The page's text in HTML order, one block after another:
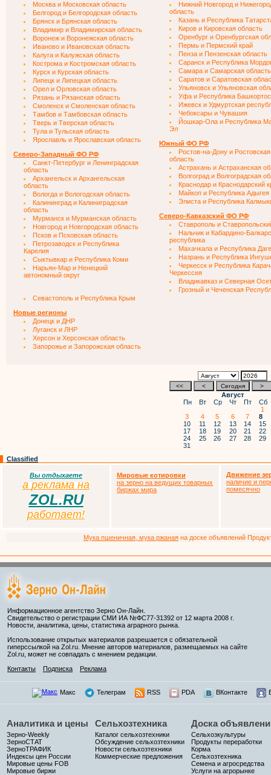
Москва и Московская область
Белгород и Белгородская область
Брянск и Брянская область
Владимир и Владимирская область
Воронеж и Воронежская область
Иваново и Ивановская область
Калуга и Калужская область
Кострома и Костромская область
Курск и Курская область
Липецк и Липецкая область
Орел и Орловская область
Рязань и Рязанская область
Смоленск и Смоленская область
Тамбов и Тамбовская область
Тверь и Тверская область
Тула и Тульская область
Ярославль и Ярославская область
Северо-Западный ФО РФ
Санкт-Петербург и Ленинградская
область
Архангельск и Архангельская
область
Вологда и Вологодская область
Калининград и Калиниградская
область
Мурманск и Мурманская область
Новгород и Новгородская область
Псков и Псковская область
Петрозаводск и Республика
Карелия
Сыктывкар и Республика Коми
Нарьян-Мар и Ненецкий
автономный округ
Севастополь и Республика Крым
Новые регионы
Донецк и ДНР
Луганск и ЛНР
Херсон и Херсонская область
Запорожье и Запорожская область
Нижний Новгород и
область
Казань и Республика
Киров и Кировская область
Оренбург и Оренбургская
Пермь и Пермский край
Пенза и Пензенская область
Саранск и Республика
Самара и Самарская область
Саратов и Саратовская
Ульяновск и Ульяновская
Уфа и Республика
Ижевск и Удмуртская
Чебоксары и Чувашия
Йошкар-Ола и Республика
Эл
Южный ФО РФ
Ростов-на-Дону и Ростовская
область
Астрахань и Астраханская
Волгоград и Волгоградская
Краснодар и Краснодарский
Майкоп и Республика Адыгея
Элиста и Республика
Северо-Кавказский ФО РФ
Ставрополь и
Нальчик и Кабардино-
республика
Махачкала и Республика
Назрань и Республика
Черкесск и Республика
Черкессия
Владикавказ и Северная
Грозный и Чеченская
Август
Пн
Вт Ср Чт Пт Сб
1
3
4 5 6 7 8
10
11 12 13 14 15
17
18 19 20 21 22
24
25 26 27 28 29
31
Classified
Вы отдыхаете
а реклама на
ZOL.RU
работает!
Мировые котировки
на зерно на ведущих товарных
биржах мира
Движение
наличие и
помесячно
Мука пшеничная, мука ржаная на доске объявлений
Информационное агентство Зерно Он-Лайн.
Свидетельство о регистрации СМИ ИА №ФС77-31392 от 12 марта 2008 г.
Новости, аналитика, цены, статистика аграрного рынка.
Использование открытых материалов разрешается с обязательной
гиперссылкой на Zol.ru. Мнение авторов материалов, размещаемых на сайте
Zol.ru, может не совпадать с мнением редакции.
Контакты
Подписка Реклама
Макс Телеграм RSS PDA ВКонтакте
Аналитика и цены
Зерно-Weekly
ЗерноСТАТ
ЗерноТРАФИК
Индексы цен России
Мировые цены FOB
Мировые биржи
Сельхозтехника
Каталог сельхозтехники
Обсуждение сельхозтехники
Новости сельхозтехники
Коммерческие предложения
Доска
Сельхозкультуры
Продукты переработки
Корма
Сельхозтехника
Семена и агросредства
Услуги на агрорынке